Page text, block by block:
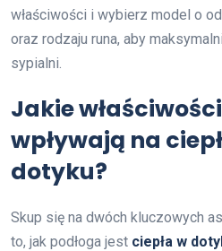
właściwości i wybierz model o
oraz rodzaju runa, aby
sypialni.
Jakie
wpływają na
dotyku?
Skup się na dwóch kluczowych
to, jak podłoga jest ciepła w